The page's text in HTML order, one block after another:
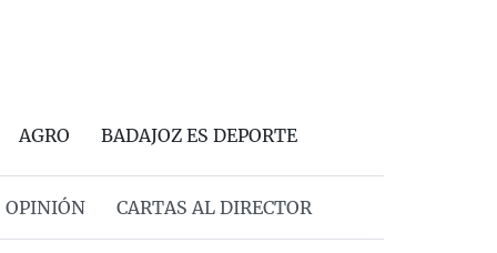
AGRO BADAJOZ ES DEPORTE
OPINIÓN CARTAS AL DIRECTOR